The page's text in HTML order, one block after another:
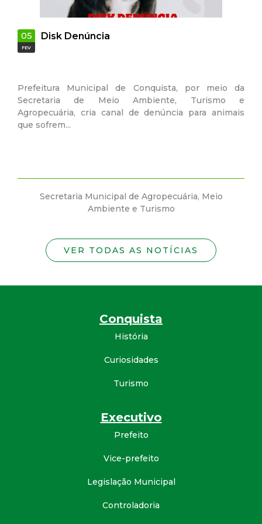
Denúncia
Municipal de Conquista, por meio da
de Meio Ambiente, Turismo e
cria canal de denúncia para animais
Municipal de Agropecuária, Meio
Ambiente e Turismo
CUIDE DOS
A onda de
Secretaria
VER TODAS AS NOTÍCIAS
Conquista
História
Curiosidades
Turismo
Executivo
Prefeito
Vice-prefeito
Legislação Municipal
Controladoria